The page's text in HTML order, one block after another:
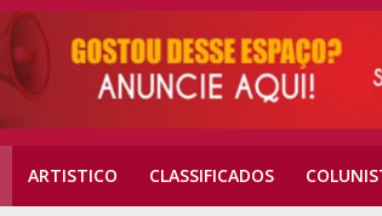
ARTISTICO CLASSIFICADOS